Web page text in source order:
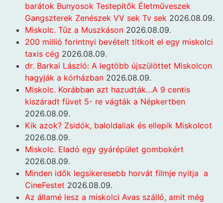
barátok Bunyosok Testepitők Életműveszek
Gangszterek Zenészek VV sek Tv sek 2026.08.09.
Miskolc. Tűz a Muszkáson 2026.08.09.
200 millió forintnyi bevételt titkolt el egy miskolci
taxis cég 2026.08.09.
dr. Barkai László: A legtöbb újszülöttet Miskolcon
hagyják a kórházban 2026.08.09.
Miskolc. Korábban azt hazudták…A 9 centis
kiszáradt füvet 5- re vágták a Népkertben
2026.08.09.
Kik azok? Zsidók, baloldaliak és ellepik Miskolcot
2026.08.09.
Miskolc. Eladó egy gyárépület gombokért
2026.08.09.
Minden idők legsikeresebb horvát filmje nyitja a
CineFestet 2026.08.09.
Az államé lesz a miskolci Avas szálló, amit még